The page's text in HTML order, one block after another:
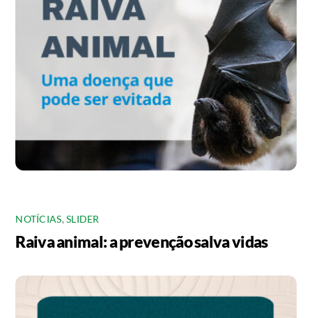
NOTÍCIAS,SLIDER
Raiva animal: a prevenção salva vidas